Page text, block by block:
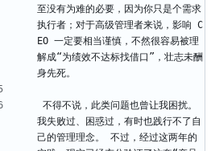
至没有为难的必要，因为你只是个需求
执行者；对于高级管理者来说，影响 C
EO 一定要相当谨慎，不然很容易被理
解成“为绩效不达标找借口”，壮志未酬
身先死。
不得不说，此类问题也曾让我困扰。
我失败过、困惑过，有时也践行不了自
己的管理理念。 不过，经过这两年的